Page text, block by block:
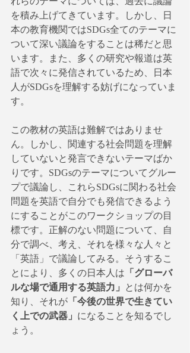
を積み上げてきています。しかし、日
本の教育機関ではSDGs全てのテーマに
ついて深い議論をすることは稀だと思
います。また、多くの研究や報道は英
語で次々に発信されているため、日本
人がSDGsを理解する妨げになっていま
す。
この教材の英語は難解ではありませ
ん。しかし、関連する社会問題を理解
していないと発言できないテーマばか
りです。SDGsのテーマについてグルー
プで議論し、これらSDGsに関わる社会
問題を英語で自分でも発信できるよう
にすることがこのワークショップの目
標です。正解のない問題について、自
分で調べ、考え、それを様々な人々と
「英語」で議論してみる。そうするこ
とにより、多くの日本人は 「グローバ
ルな場で通用する英語力」
とは何かを
知り、それが 「今後の世界で生きてい
く上での武器」 になることを知るでし
ょう。